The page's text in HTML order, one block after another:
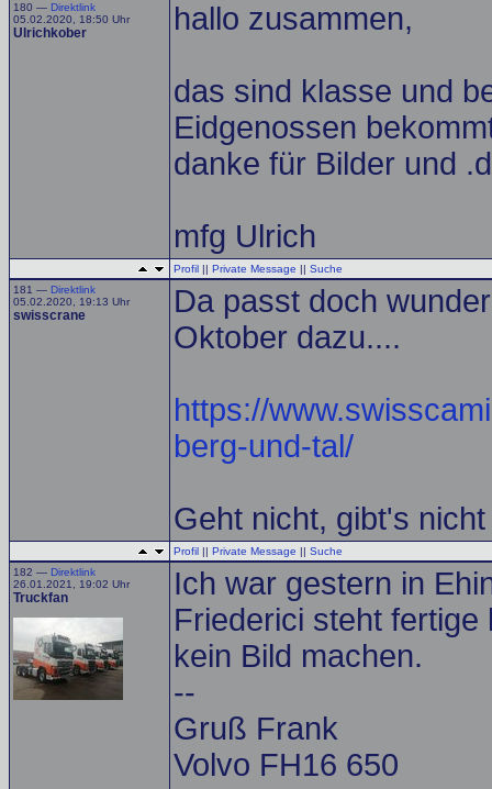
180 — Direktlink
05.02.2020, 18:50 Uhr
Ulrichkober hallo zusammen,
das sind klasse und
Eidgenossen
danke für Bilder und
mfg Ulrich
Profil || Private Message || Suche
181 — Direktlink
05.02.2020, 19:13 Uhr
swisscrane
Da passt doch
Oktober dazu....
https://
berg-und-tal/
Geht nicht, gibt's nicht
Profil || Private Message || Suche
182 — Direktlink
26.01.2021, 19:02 Uhr
Truckfan
Ich war gestern in
Friederici steht fertige
kein Bild machen.
--
Gruß Frank
Volvo FH16 650